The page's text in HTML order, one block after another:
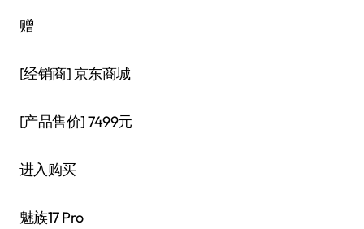
赠
[经销商]京东商城
[产品售价]7499元
进入购买
魅族17 Pro